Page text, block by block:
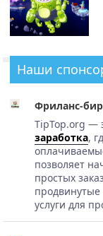
Наши
Фриланс-
TipTop.org —
заработка,
позволяет
простых
услуги для